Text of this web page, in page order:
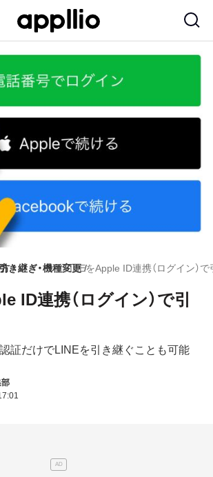
き継ぎ・機種変更LINEをApple ID連携（ログイン）
ID連携（ログイン）で引
証だけでLINEを引き継ぐことも可能
部